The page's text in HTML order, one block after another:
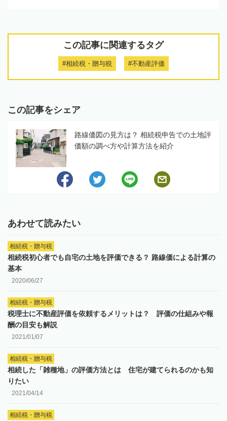
この記事に関連するタグ
#相続税・贈与税 #不動産評価
この記事をシェア
路線価図の見方は？ 相続税申告での土地評
価額の調べ方や計算方法を紹介
あわせて読みたい
相続税・贈与税
相続税初心者でも自宅の土地を評価できる？ 路線価による計算の
基本
2020/06/27
相続税・贈与税
税理士に不動産評価を依頼するメリットは？ 評価の仕組みや報
酬の目安も解説
2021/01/07
相続税・贈与税
相続した「雑種地」の評価方法とは 住宅が建てられるのかも知
りたい
2021/04/14
相続税・贈与税